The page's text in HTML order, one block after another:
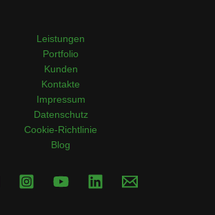
Leistungen
Portfolio
Kunden
Kontakte
Impressum
Datenschutz
Cookie-Richtlinie
Blog